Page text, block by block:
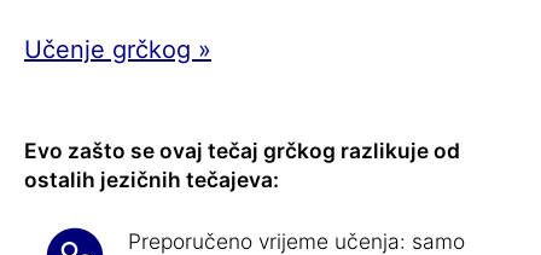
Učenje grčkog »
Evo zašto se ovaj tečaj grčkog razlikuje od
ostalih jezičnih tečajeva:
Preporučeno vrijeme učenja: samo